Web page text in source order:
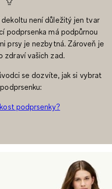
není důležitý jen tvar
podprsenka má podpůrnou
prsy je nezbytná. Zároveň je
zdraví vašich zad.
se dozvíte, jak si vybrat
podprsenky?